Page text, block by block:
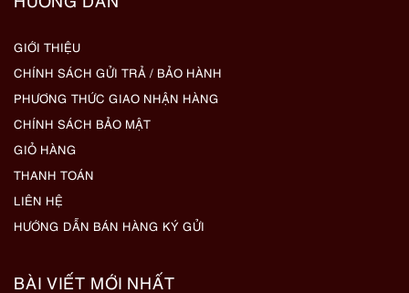
GIỚI THIỆU
CHÍNH SÁCH GỬI TRẢ / BẢO HÀNH
PHƯƠNG THỨC GIAO NHẬN HÀNG
CHÍNH SÁCH BẢO MẬT
GIỎ HÀNG
THANH TOÁN
LIÊN HỆ
HƯỚNG DẪN BÁN HÀNG KÝ GỬI
BÀI VIẾT MỚI NHẤT